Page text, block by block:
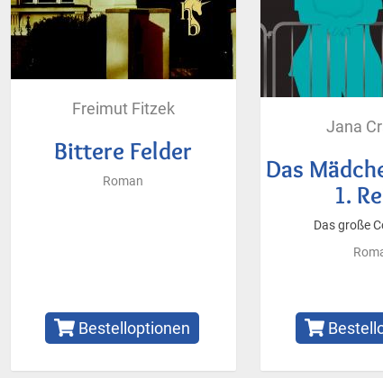
Freimut Fitzek
Bittere Felder
Roman
Bestelloptionen
Jana
Das
1.
Das große